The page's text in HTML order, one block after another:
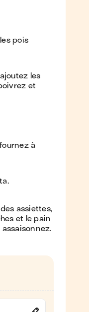
pois
les
et
à
assiettes,
et le pain